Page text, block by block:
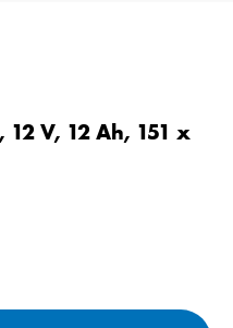
V, 12 Ah, 151 x